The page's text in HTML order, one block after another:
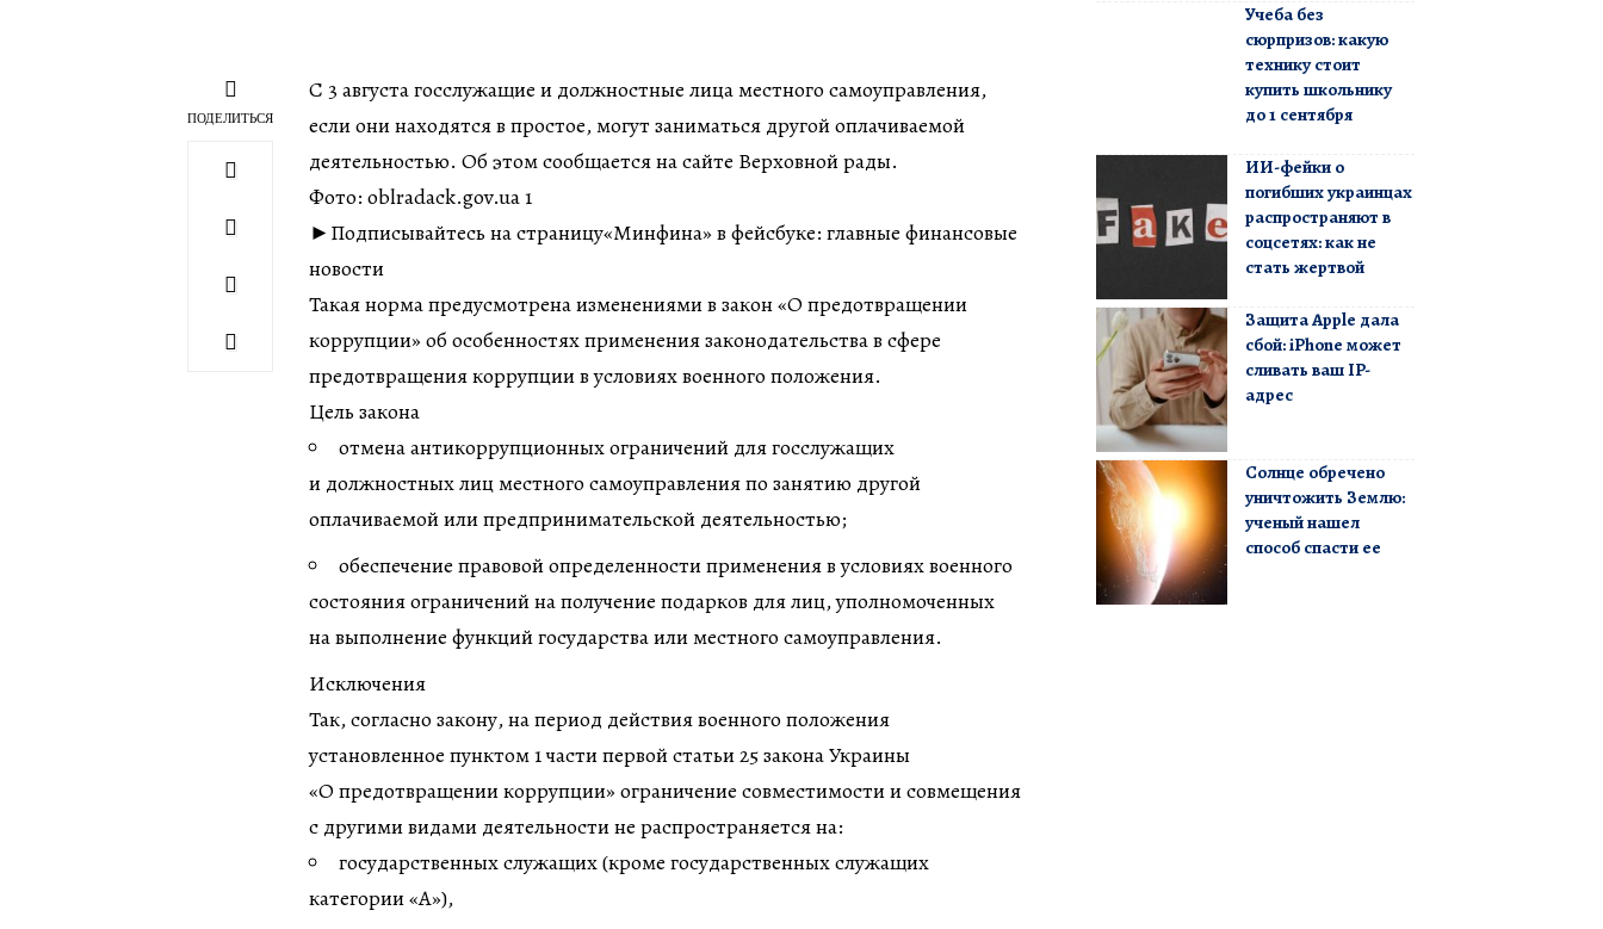
ПОДЕЛИТЬСЯ
С 3 августа госслужащие и должностные лица местного самоуправления,
если они находятся в простое, могут заниматься другой оплачиваемой
деятельностью. Об этом сообщается на сайте Верховной рады.
Фото: oblradack.gov.ua 1
►Подписывайтесь на страницу«Минфина» в фейсбуке: главные финансовые
новости
Такая норма предусмотрена изменениями в закон «О предотвращении
коррупции» об особенностях применения законодательства в сфере
предотвращения коррупции в условиях военного положения.
Цель закона
отмена антикоррупционных ограничений для госслужащих
и должностных лиц местного самоуправления по занятию другой
оплачиваемой или предпринимательской деятельностью;
обеспечение правовой определенности применения в условиях военного
состояния ограничений на получение подарков для лиц, уполномоченных
на выполнение функций государства или местного самоуправления.
Исключения
Так, согласно закону, на период действия военного положения
установленное пунктом 1 части первой статьи 25 закона Украины
«О предотвращении коррупции» ограничение совместимости и совмещения
с другими видами деятельности не распространяется на:
государственных служащих (кроме государственных служащих
категории «А»),
Учеба без
сюрпризов: какую
технику стоит
купить школьнику
до 1 сентября
ИИ-фейки о
погибших украинцах
распространяют в
соцсетях: как не
стать жертвой
Защита Apple дала
сбой: iPhone может
сливать ваш IP-
адрес
Солнце обречено
уничтожить Землю:
ученый нашел
способ спасти ее